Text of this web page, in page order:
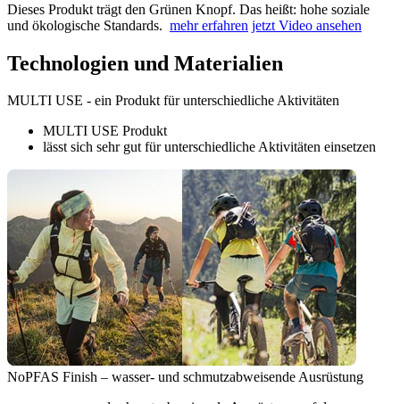
Dieses Produkt trägt den Grünen Knopf. Das heißt: hohe soziale
und ökologische Standards. mehr erfahren jetzt Video ansehen
Technologien und Materialien
MULTI USE - ein Produkt für unterschiedliche Aktivitäten
MULTI USE Produkt
lässt sich sehr gut für unterschiedliche Aktivitäten einsetzen
NoPFAS Finish – wasser- und schmutzabweisende Ausrüstung